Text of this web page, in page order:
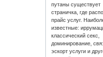
путаны существует
страничка, где
прайс услуг.
известные:
классический секс,
доминирование,
эскорт услуги и